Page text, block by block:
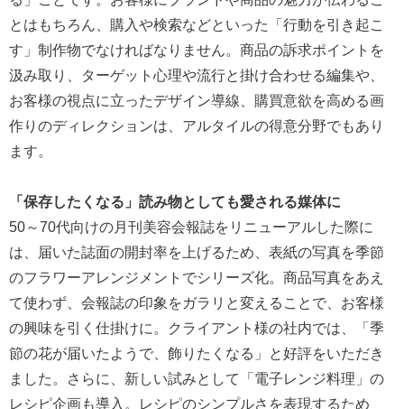
とはもちろん、購入や検索などといった「行動を引き起こ
す」制作物でなければなりません。商品の訴求ポイントを
汲み取り、ターゲット心理や流行と掛け合わせる編集や、
お客様の視点に立ったデザイン導線、購買意欲を高める画
作りのディレクションは、アルタイルの得意分野でもあり
ます。
「保存したくなる」読み物としても愛される媒体に
50～70代向けの月刊美容会報誌をリニューアルした際に
は、届いた誌面の開封率を上げるため、表紙の写真を季節
のフラワーアレンジメントでシリーズ化。商品写真をあえ
て使わず、会報誌の印象をガラリと変えることで、お客様
の興味を引く仕掛けに。クライアント様の社内では、「季
節の花が届いたようで、飾りたくなる」と好評をいただき
ました。さらに、新しい試みとして「電子レンジ料理」の
レシピ企画も導入。レシピのシンプルさを表現するため